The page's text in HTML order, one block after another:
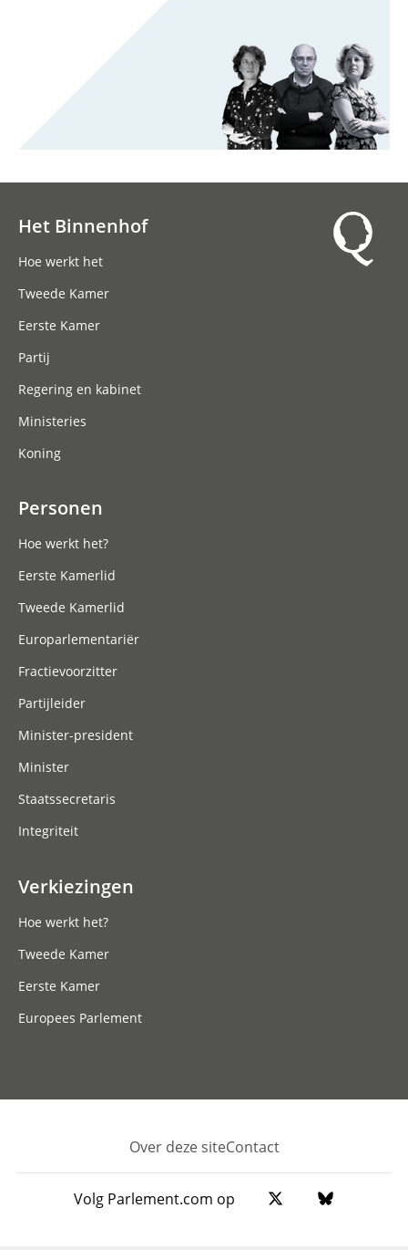
Het Binnenhof
Hoe werkt het
Tweede Kamer
Eerste Kamer
Partij
Regering en kabinet
Ministeries
Koning
Personen
Hoe werkt het?
Eerste Kamerlid
Tweede Kamerlid
Europarlementariër
Fractievoorzitter
Partijleider
Minister-president
Minister
Staatssecretaris
Integriteit
Verkiezingen
Hoe werkt het?
Tweede Kamer
Eerste Kamer
Europees Parlement
Footer
Over deze siteContact
Volg Parlement.com op